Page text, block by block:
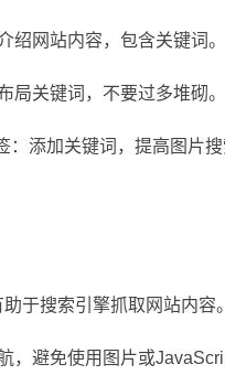
绍网站内容，包含关键词。
局关键词，不要过多堆砌。
：添加关键词，提高图片搜
于搜索引擎抓取网站内容
，避免使用图片或